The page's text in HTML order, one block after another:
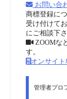
お問い合
商標登録に
受け付けて
にご相談下さ
ZOOMな
す。
オンサイ
管理者プロ